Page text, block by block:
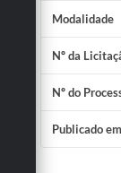
Modalidade
Nº da
Nº do
Publicado em